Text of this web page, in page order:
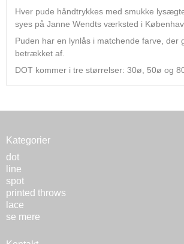
Hver pude håndtrykkes med smukke
syes på Janne Wendts værksted i
Puden har en lynlås i matchende farve, der
betrækket af.
DOT kommer i tre størrelser: 30ø, 50ø og
Kategorier
dot
line
spot
printed throws
lace
se mere